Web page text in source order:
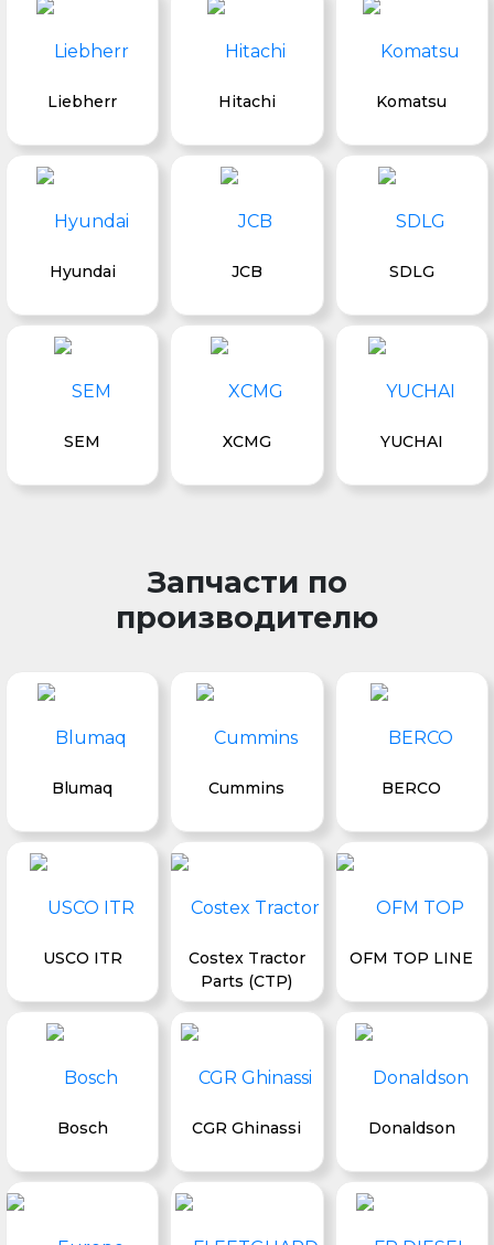
Liebherr Hitachi Komatsu
Hyundai JCB SDLG
SEM XCMG YUCHAI
Запчасти по
производителю
Blumaq Cummins BERCO
USCO ITR
Costex Tractor
Parts (CTP)
OFM TOP LINE
Bosch CGR Ghinassi Donaldson